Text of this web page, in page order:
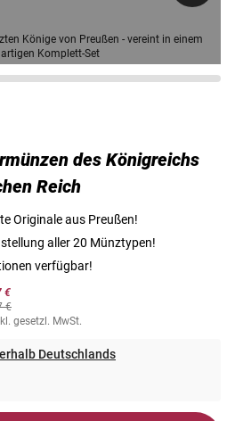
Könige von Preußen - vereint in einem
Komplett-Set
des Königreichs
Reich
Originale aus Preußen!
aller 20 Münztypen!
verfügbar!
€
€
gesetzl. MwSt.
Deutschlands